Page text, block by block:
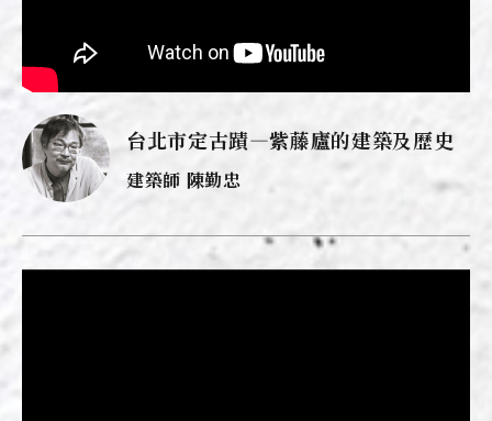
台北市定古蹟—紫藤廬的建築及歷史
建築師 陳勤忠